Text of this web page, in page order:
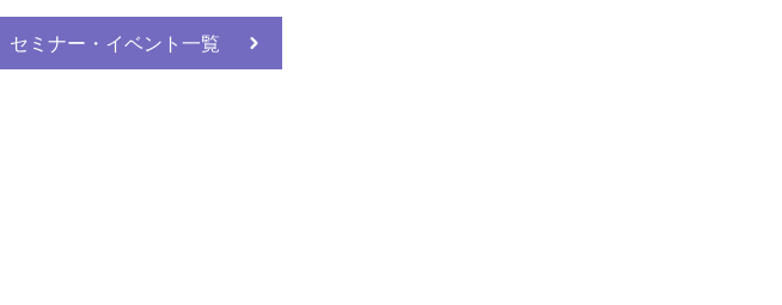
セミナー・イベント一覧